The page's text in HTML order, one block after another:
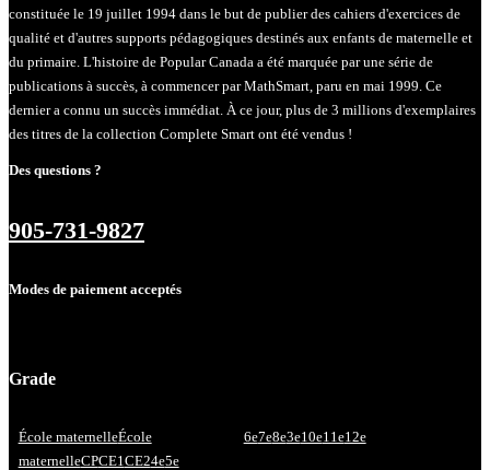
constituée le 19 juillet 1994 dans le but de publier des cahiers d'exercices de
qualité et d'autres supports pédagogiques destinés aux enfants de maternelle et
du primaire. L'histoire de Popular Canada a été marquée par une série de
publications à succès, à commencer par MathSmart, paru en mai 1999. Ce
dernier a connu un succès immédiat. À ce jour, plus de 3 millions d'exemplaires
des titres de la collection Complete Smart ont été vendus !
Des questions ?
905-731-9827
Modes de paiement acceptés
Grade
École maternelleÉcole
maternelleCPCE1 CE24e5e
6e7e8e3e10e11e12e